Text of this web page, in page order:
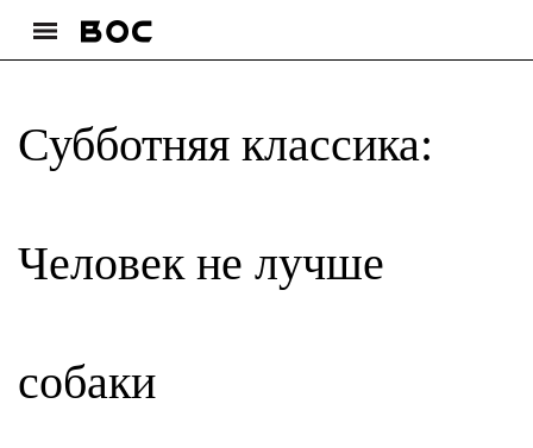
Субботняя классика:
Человек не лучше
собаки